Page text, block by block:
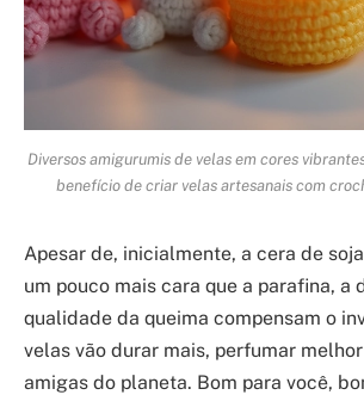
Diversos amigurumis de velas em cores
benefício de criar velas artesanais com
Apesar de, inicialmente, a cera de
um pouco mais cara que a parafina, a
qualidade da queima compensam o
velas vão durar mais, perfumar
amigas do planeta. Bom para você,